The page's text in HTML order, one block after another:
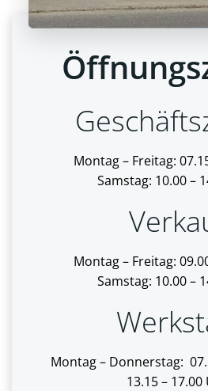
Montag – Freitag:
Samstag: 10.00 –
Montag – Freitag:
Samstag: 10.00 –
Montag – Donnerstag:
13.15 – 17.00